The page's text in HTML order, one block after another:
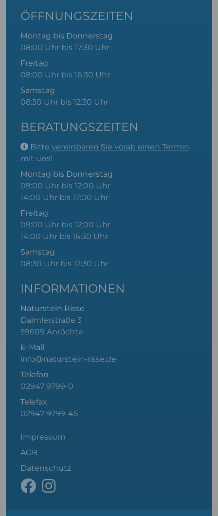
ÖFFNUNGSZEITEN
Montag bis Donnerstag
08:00 Uhr bis 17:30 Uhr
Freitag
08:00 Uhr bis 16:30 Uhr
Samstag
08:30 Uhr bis 12:30 Uhr
BERATUNGSZEITEN
Bitte vereinbaren Sie vorab einen Termin
mit uns!
Montag bis Donnerstag
09:00 Uhr bis 12:00 Uhr
14:00 Uhr bis 17:00 Uhr
Freitag
09:00 Uhr bis 12:00 Uhr
14:00 Uhr bis 16:30 Uhr
Samstag
08:30 Uhr bis 12:30 Uhr
INFORMATIONEN
Naturstein Risse
Daimlerstraße 3
59609 Anröchte
E-Mail
info@naturstein-risse.de
Telefon
02947 9799-0
Telefax
02947 9799-45
Impressum
AGB
Datenschutz